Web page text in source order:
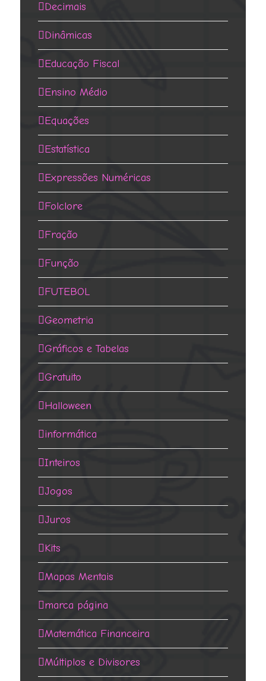
Decimais
Dinâmicas
Educação Fiscal
Ensino Médio
Equações
Estatística
Expressões Numéricas
Folclore
Fração
Função
FUTEBOL
Geometria
Gráficos e Tabelas
Gratuito
Halloween
informática
Inteiros
Jogos
Juros
Kits
Mapas Mentais
marca página
Matemática Financeira
Múltiplos e Divisores